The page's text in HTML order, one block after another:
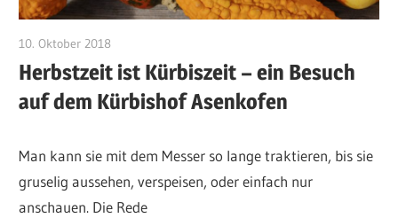
10. Oktober 2018
Herbstzeit ist Kürbiszeit – ein Besuch
auf dem Kürbishof Asenkofen
Man kann sie mit dem Messer so lange traktieren, bis sie
gruselig aussehen, verspeisen, oder einfach nur
anschauen. Die Rede